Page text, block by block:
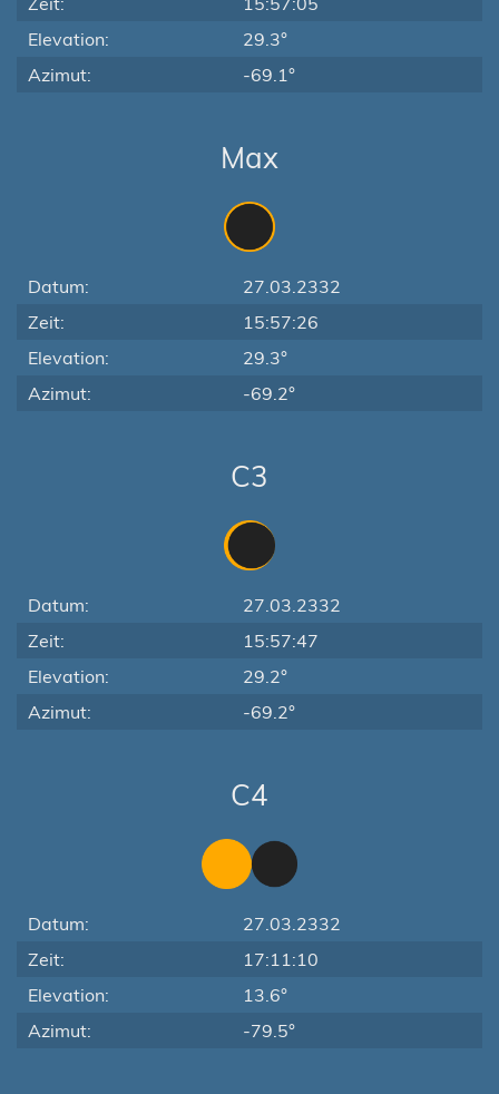
Elevation:
29.3°
Azimut:
-69.1°
Max
Datum:
27.03.2332
Zeit:
15:57:26
Elevation:
29.3°
Azimut:
-69.2°
C3
Datum:
27.03.2332
Zeit:
15:57:47
Elevation:
29.2°
Azimut:
-69.2°
C4
Datum:
27.03.2332
Zeit:
17:11:10
Elevation:
13.6°
Azimut:
-79.5°